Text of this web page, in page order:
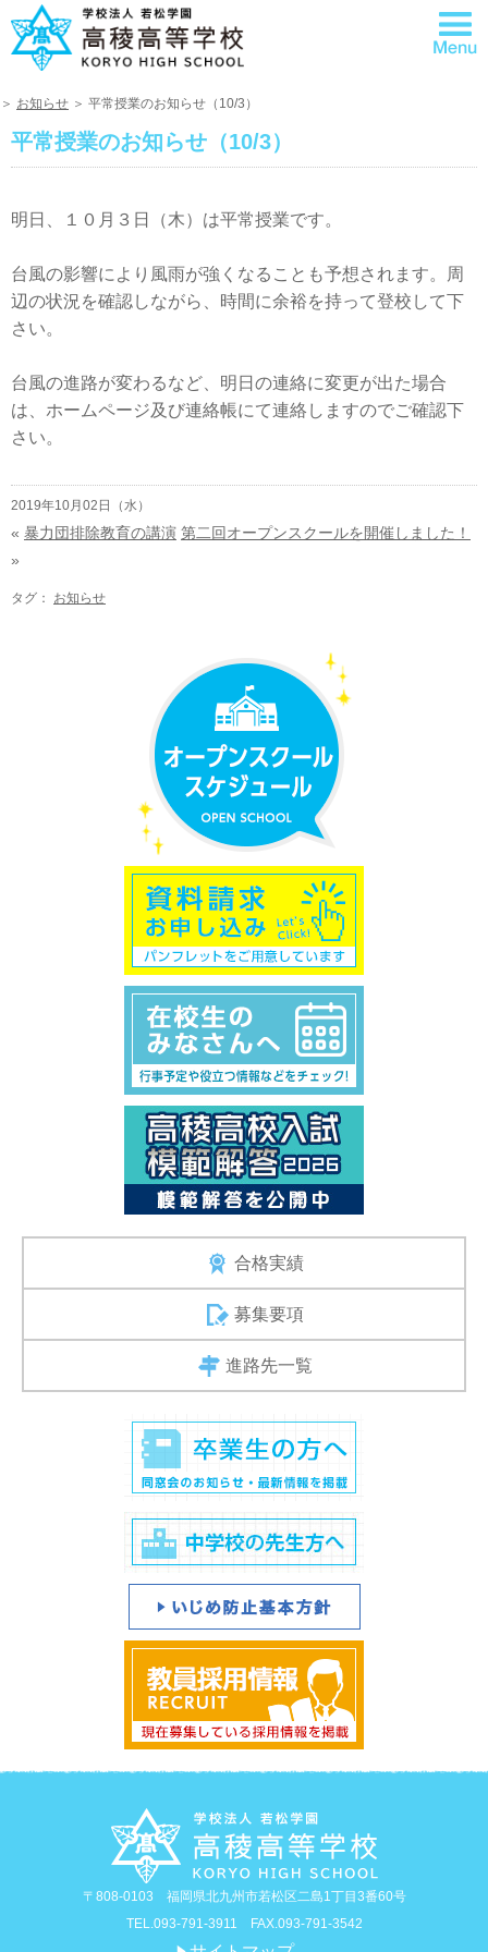
＞ お知らせ ＞ 平常授業のお知らせ（10/3）
平常授業のお知らせ（10/3）
明日、１０月３日（木）は平常授業です。
台風の影響により風雨が強くなることも予想されます。周
辺の状況を確認しながら、時間に余裕を持って登校して下
さい。
台風の進路が変わるなど、明日の連絡に変更が出た場合
は、ホームページ及び連絡帳にて連絡しますのでご確認下
さい。
2019年10月02日（水）
« 暴力団排除教育の講演 第二回オープンスクールを開催しました！
»
タグ： お知らせ
合格実績
募集要項
進路先一覧
〒808-0103 福岡県北九州市若松区二島1丁目3番60号
TEL.093-791-3911 FAX.093-791-3542